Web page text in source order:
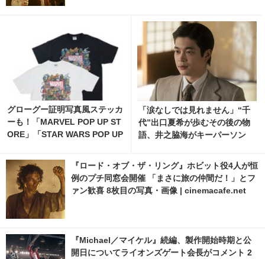
グローグー証明写真風ステッカ
ーも！「MARVEL POP UP ST
ORE」「STAR WARS POP UP
伊勢丹で開催 5枚目の写真・画
像 | cinemacafe.net
「涙なしでは見れません」“千
代”出口夏希が歩むその後の物
語、井之脇海がキーパーソン
出会いたい。』
『ロード・オブ・ザ・リング』ホビット役4人が恒
例のプチ同窓会開催 「まさに旅の仲間だ！」とフ
ァン歓喜 8枚目の写真・画像 | cinemacafe.net
『Michael／マイケル』続編、製作開始時期と公
開日についてライオンズゲート会長がコメント 2